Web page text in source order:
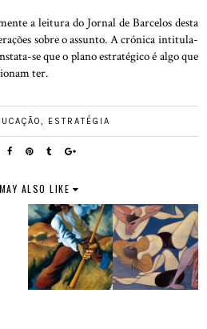
a leitura do Jornal de Barcelos desta
sobre o assunto. A crónica intitula-
se que o plano estratégico é algo que
ter.
, ESTRATÉGIA
ALSO LIKE